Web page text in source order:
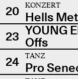
20
KONZERT
Hells
23 YOUNG
Offs
24
TANZ
Pro